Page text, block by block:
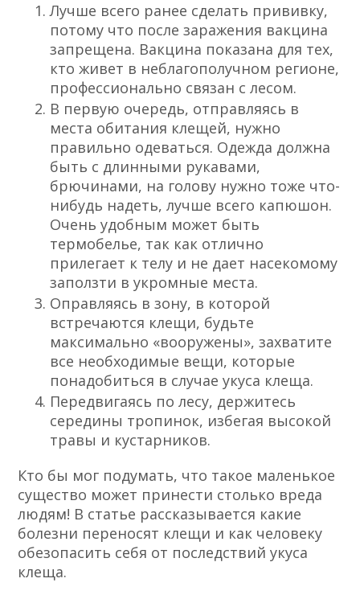
Лучше всего ранее сделать прививку,
потому что после заражения вакцина
запрещена. Вакцина показана для тех,
кто живет в неблагополучном регионе,
профессионально связан с лесом.
В первую очередь, отправляясь в
места обитания клещей, нужно
правильно одеваться. Одежда должна
быть с длинными рукавами,
брючинами, на голову нужно тоже что-
нибудь надеть, лучше всего капюшон.
Очень удобным может быть
термобелье, так как отлично
прилегает к телу и не дает насекомому
заползти в укромные места.
Оправляясь в зону, в которой
встречаются клещи, будьте
максимально «вооружены», захватите
все необходимые вещи, которые
понадобиться в случае укуса клеща.
Передвигаясь по лесу, держитесь
середины тропинок, избегая высокой
травы и кустарников.
Кто бы мог подумать, что такое маленькое
существо может принести столько вреда
людям! В статье рассказывается какие
болезни переносят клещи и как человеку
обезопасить себя от последствий укуса
клеща.